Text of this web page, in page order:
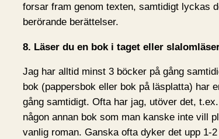
forsar fram genom texten, samtidigt lyckas
berörande berättelser.
8. Läser du en bok i taget eller
Jag har alltid minst 3 böcker på gång
bok (pappersbok eller bok på läsplatta) har
gång samtidigt. Ofta har jag, utöver det,
någon annan bok som man kanske inte vill
vanlig roman. Ganska ofta dyker det upp 1-